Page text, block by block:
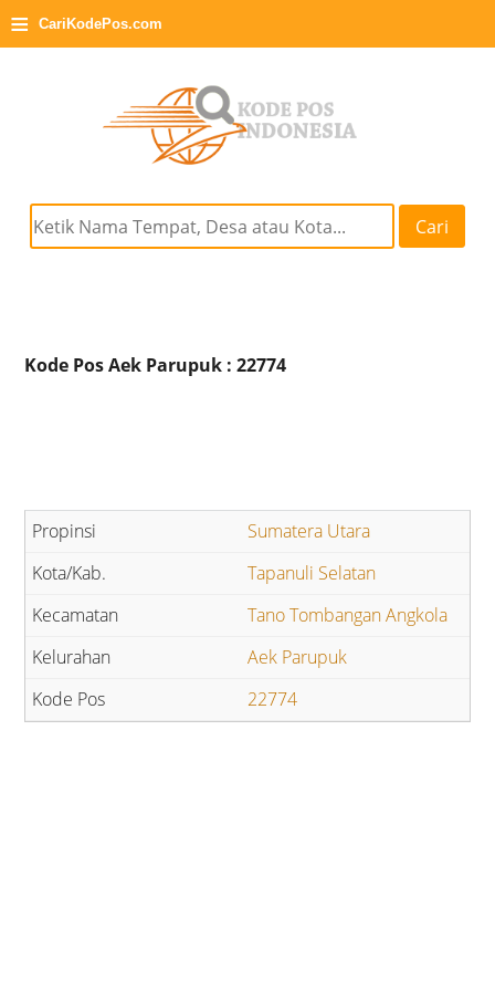
≡ CariKodePos.com
Cari
Kode Pos Aek Parupuk : 22774
Sumatera Utara
Tapanuli Selatan
Tano Tombangan Angkola
Aek Parupuk
22774